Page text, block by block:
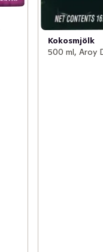
Kokosmjölk
500 ml, Aroy